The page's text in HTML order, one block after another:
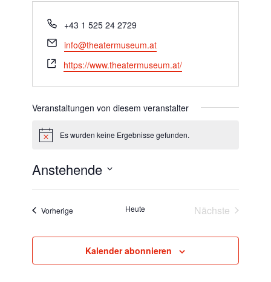
Telefon
+43 1 525 24 2729
Email
info@theatermuseum.at
Webseite
https://www.theatermuseum.at/
Veranstaltungen von diesem veranstalter
HinweisEs wurden keine Ergebnisse gefunden.
Anstehende
Vorherige VeranstaltungenHeute
Nächste
Kalender abonnieren